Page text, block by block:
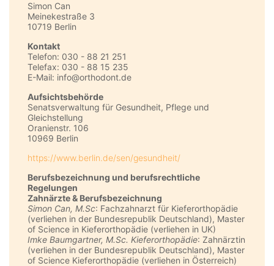
Simon Can
Meinekestraße 3
10719 Berlin
Kontakt
Telefon: 030 - 88 21 251
Telefax: 030 - 88 15 235
E-Mail: info@orthodont.de
Aufsichtsbehörde
Senatsverwaltung für Gesundheit, Pflege und
Gleichstellung
Oranienstr. 106
10969 Berlin
https://www.berlin.de/sen/gesundheit/
Berufsbezeichnung und berufsrechtliche
Regelungen
Zahnärzte & Berufsbezeichnung
Simon Can, M.Sc: Fachzahnarzt für Kieferorthopädie
(verliehen in der Bundesrepublik Deutschland), Master
of Science in Kieferorthopädie (verliehen in UK)
Imke Baumgartner, M.Sc. Kieferorthopädie: Zahnärztin
(verliehen in der Bundesrepublik Deutschland), Master
of Science Kieferorthopädie (verliehen in Österreich)